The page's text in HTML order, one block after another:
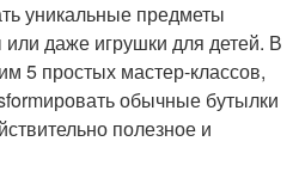
уникальные предметы
или даже игрушки для детей. В
5 простых мастер-классов,
обычные бутылки
полезное и